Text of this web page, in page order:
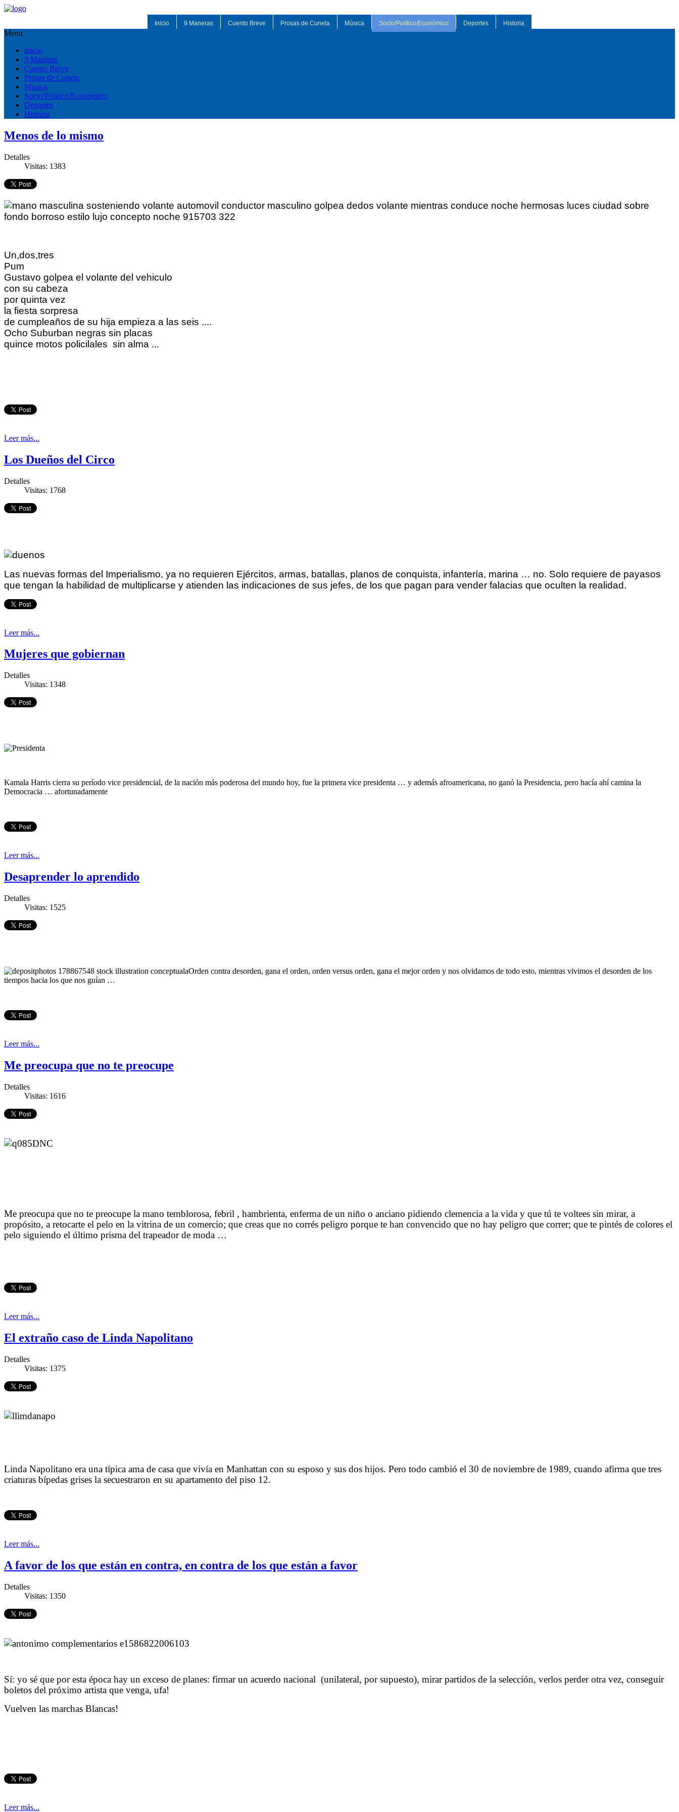
Inicio 9 Maneras Cuento Breve Prosas de Cuneta Música Socio/Político/Económico Deportes Historia
Menu
Inicio
9 Maneras
Cuento Breve
Prosas de Cuneta
Música
Socio/Político/Económico
Deportes
Historia
Menos de lo mismo
Detalles
Visitas: 1383
Un,dos,tres
Pum
Gustavo golpea el volante del vehiculo
con su cabeza
por quinta vez
la fiesta sorpresa
de cumpleaños de su hija empieza a las seis ....
Ocho Suburban negras sin placas
quince motos policilales sin alma ...
Leer más...
Los Dueños del Circo
Detalles
Visitas: 1768
Las nuevas formas del Imperialismo, ya no requieren Ejércitos, armas, batallas, planos de conquista, infantería, marina … no. Solo requiere de payasos
que tengan la habilidad de multiplicarse y atienden las indicaciones de sus jefes, de los que pagan para vender falacias que oculten la realidad.
Leer más...
Mujeres que gobiernan
Detalles
Visitas: 1348
Kamala Harris cierra su período vice presidencial, de la nación más poderosa del mundo hoy, fue la primera vice presidenta … y además afroamericana, no ganó la Presidencia, pero hacía ahí camina la
Democracia … afortunadamente
Leer más...
Desaprender lo aprendido
Detalles
Visitas: 1525
Orden contra desorden, gana el orden, orden versus orden, gana el mejor orden y nos olvidamos de todo esto, mientras vivimos el desorden de los
tiempos hacia los que nos guían …
Leer más...
Me preocupa que no te preocupe
Detalles
Visitas: 1616
Me preocupa que no te preocupe la mano temblorosa, febril , hambrienta, enferma de un niño o anciano pidiendo clemencia a la vida y que tú te voltees sin mirar, a
propósito, a retocarte el pelo en la vitrina de un comercio; que creas que no corrés peligro porque te han convencido que no hay peligro que correr; que te pintés de colores el
pelo siguiendo el último prisma del trapeador de moda …
Leer más...
El extraño caso de Linda Napolitano
Detalles
Visitas: 1375
Linda Napolitano era una típica ama de casa que vivía en Manhattan con su esposo y sus dos hijos. Pero todo cambió el 30 de noviembre de 1989, cuando afirma que tres
criaturas bípedas grises la secuestraron en su apartamento del piso 12.
Leer más...
A favor de los que están en contra, en contra de los que están a favor
Detalles
Visitas: 1350
Sí: yo sé que por esta época hay un exceso de planes: firmar un acuerdo nacional (unilateral, por supuesto), mirar partidos de la selección, verlos perder otra vez, conseguir
boletos del próximo artista que venga, ufa!
Vuelven las marchas Blancas!
Leer más...